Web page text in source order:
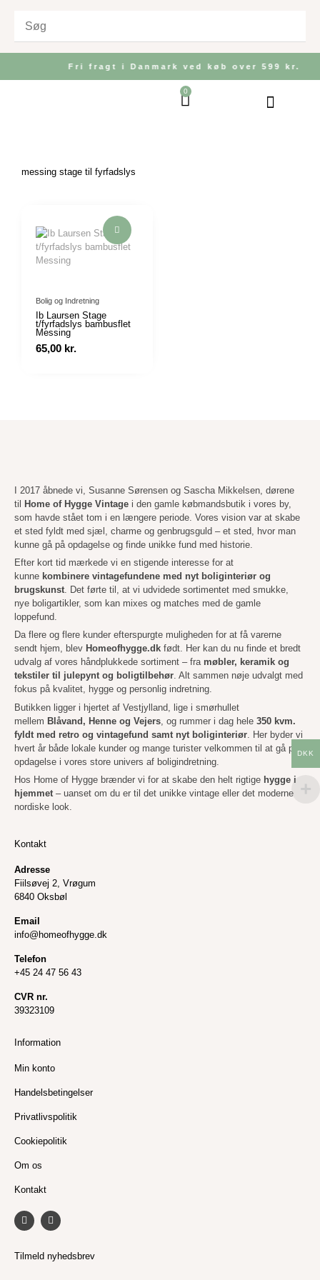
indholdet
Fri fragt i Danmark ved køb over 599 kr.
0
Kurv
messing stage til fyrfadslys
Bolig og Indretning
Ib Laursen Stage
t/fyrfadslys bambusflet
Messing
65,00 kr.
I 2017 åbnede vi, Susanne Sørensen og Sascha Mikkelsen, dørene
til Home of Hygge Vintage i den gamle købmandsbutik i vores by,
som havde stået tom i en længere periode. Vores vision var at skabe
et sted fyldt med sjæl, charme og genbrugsguld – et sted, hvor man
kunne gå på opdagelse og finde unikke fund med historie.
Efter kort tid mærkede vi en stigende interesse for at
kunne kombinere vintagefundene med nyt boliginteriør og
brugskunst. Det førte til, at vi udvidede sortimentet med smukke,
nye boligartikler, som kan mixes og matches med de gamle
loppefund.
Da flere og flere kunder efterspurgte muligheden for at få varerne
sendt hjem, blev Homeofhygge.dk født. Her kan du nu finde et bredt
udvalg af vores håndplukkede sortiment – fra møbler, keramik og
tekstiler til julepynt og boligtilbehør. Alt sammen nøje udvalgt med
fokus på kvalitet, hygge og personlig indretning.
Butikken ligger i hjertet af Vestjylland, lige i smørhullet
mellem Blåvand, Henne og Vejers , og rummer i dag hele 350 kvm.
fyldt med retro og vintagefund samt nyt boliginteriør . Her byder vi
hvert år både lokale kunder og mange turister velkommen til at gå på
opdagelse i vores store univers af boligindretning.
Hos Home of Hygge brænder vi for at skabe den helt rigtige hygge i
hjemmet– uanset om du er til det unikke vintage eller det moderne
nordiske look.
Kontakt
Adresse
Fiilsøvej 2, Vrøgum
6840 Oksbøl
Email
info@homeofhygge.dk
Telefon
+45 24 47 56 43
CVR nr.
39323109
Information
Min konto
Handelsbetingelser
Privatlivspolitik
Cookiepolitik
Om os
Kontakt
F
a
c
b
I
n
s
a
g
Tilmeld nyhedsbrev
DKK